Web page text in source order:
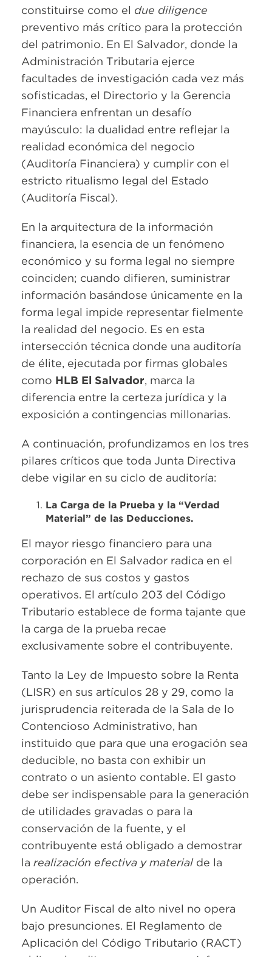
constituirse como el due diligence
preventivo más crítico para la protección
del patrimonio. En El Salvador, donde la
Administración Tributaria ejerce
facultades de investigación cada vez más
sofisticadas, el Directorio y la Gerencia
Financiera enfrentan un desafío
mayúsculo: la dualidad entre reflejar la
realidad económica del negocio
(Auditoría Financiera) y cumplir con el
estricto ritualismo legal del Estado
(Auditoría Fiscal).
En la arquitectura de la información
financiera, la esencia de un fenómeno
económico y su forma legal no siempre
coinciden; cuando difieren, suministrar
información basándose únicamente en la
forma legal impide representar fielmente
la realidad del negocio. Es en esta
intersección técnica donde una auditoría
de élite, ejecutada por firmas globales
como HLB El Salvador, marca la
diferencia entre la certeza jurídica y la
exposición a contingencias millonarias.
A continuación, profundizamos en los tres
pilares críticos que toda Junta Directiva
debe vigilar en su ciclo de auditoría:
La Carga de la Prueba y la “Verdad
Material” de las Deducciones.
El mayor riesgo financiero para una
corporación en El Salvador radica en el
rechazo de sus costos y gastos
operativos. El artículo 203 del Código
Tributario establece de forma tajante que
la carga de la prueba recae
exclusivamente sobre el contribuyente.
Tanto la Ley de Impuesto sobre la Renta
(LISR) en sus artículos 28 y 29, como la
jurisprudencia reiterada de la Sala de lo
Contencioso Administrativo, han
instituido que para que una erogación sea
deducible, no basta con exhibir un
contrato o un asiento contable. El gasto
debe ser indispensable para la generación
de utilidades gravadas o para la
conservación de la fuente, y el
contribuyente está obligado a demostrar
la realización efectiva y materialde la
operación.
Un Auditor Fiscal de alto nivel no opera
bajo presunciones. El Reglamento de
Aplicación del Código Tributario (RACT)